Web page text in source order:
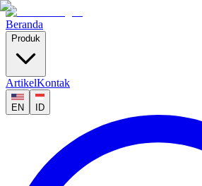
Beranda
Produk
ArtikelKontak
EN ID